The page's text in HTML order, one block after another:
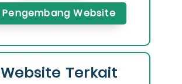
Pengembang Website
Website Terkait